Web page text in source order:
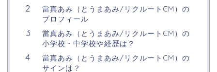
當真あみ（とうまあみ/リクルートCM）の
プロフィール
當真あみ（とうまあみ/リクルートCM）の
小学校・中学校や経歴は？
當真あみ（とうまあみ/リクルートCM）の
サインは？